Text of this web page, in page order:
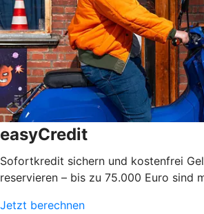
easyCredit
Sofortkredit sichern und kostenfrei
reservieren – bis zu 75.000 Euro sind
Jetzt berechnen